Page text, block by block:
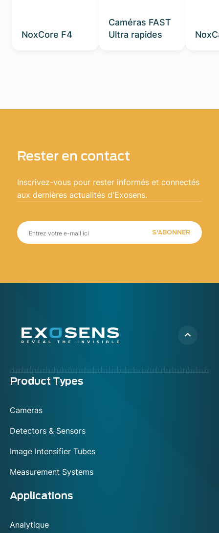
NoxCore F4
Caméras FAST
Ultra rapides
Rester en contact
Inscrivez-vous pour rester informés et connectés
aux dernières actualités d'Exosens.
S'ABONNER
Menu
Product Types
Cameras
Detectors & Sensors
Image Intensifier Tubes
Measurement Systems
Applications
Analytique